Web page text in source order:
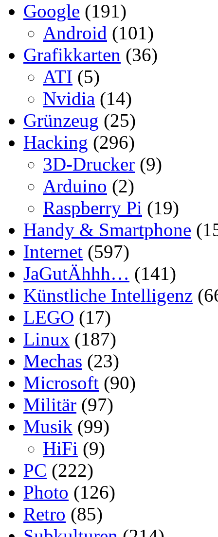
Google (191)
Android (101)
Grafikkarten (36)
ATI (5)
Nvidia (14)
Grünzeug (25)
Hacking (296)
3D-Drucker (9)
Arduino (2)
Raspberry Pi (19)
Handy & Smartphone
Internet (597)
JaGutÄhhh… (141)
Künstliche Intelligenz
LEGO (17)
Linux (187)
Mechas (23)
Microsoft (90)
Militär (97)
Musik (99)
HiFi (9)
PC (222)
Photo (126)
Retro (85)